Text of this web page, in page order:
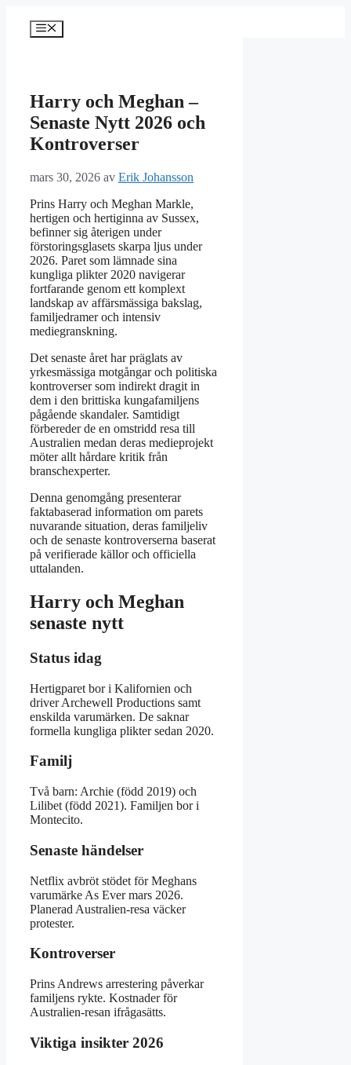
innehåll
Meny
Harry och Meghan –
Senaste Nytt 2026 och
Kontroverser
mars 30, 2026 av Erik Johansson
Prins Harry och Meghan Markle,
hertigen och hertiginna av Sussex,
befinner sig återigen under
förstoringsglasets skarpa ljus under
2026. Paret som lämnade sina
kungliga plikter 2020 navigerar
fortfarande genom ett komplext
landskap av affärsmässiga bakslag,
familjedramer och intensiv
mediegranskning.
Det senaste året har präglats av
yrkesmässiga motgångar och politiska
kontroverser som indirekt dragit in
dem i den brittiska kungafamiljens
pågående skandaler. Samtidigt
förbereder de en omstridd resa till
Australien medan deras medieprojekt
möter allt hårdare kritik från
branschexperter.
Denna genomgång presenterar
faktabaserad information om parets
nuvarande situation, deras familjeliv
och de senaste kontroverserna baserat
på verifierade källor och officiella
uttalanden.
Harry och Meghan
senaste nytt
Status idag
Hertigparet bor i Kalifornien och
driver Archewell Productions samt
enskilda varumärken. De saknar
formella kungliga plikter sedan 2020.
Familj
Två barn: Archie (född 2019) och
Lilibet (född 2021). Familjen bor i
Montecito.
Senaste händelser
Netflix avbröt stödet för Meghans
varumärke As Ever mars 2026.
Planerad Australien-resa väcker
protester.
Kontroverser
Prins Andrews arrestering påverkar
familjens rykte. Kostnader för
Australien-resan ifrågasätts.
Viktiga insikter 2026